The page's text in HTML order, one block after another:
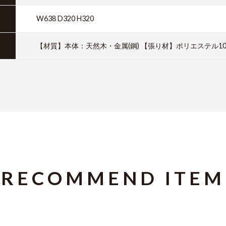
W638 D320 H320
【材質】本体：天然木・金属(鋼) 【張り材】ポリエステル
RECOMMEND ITEM